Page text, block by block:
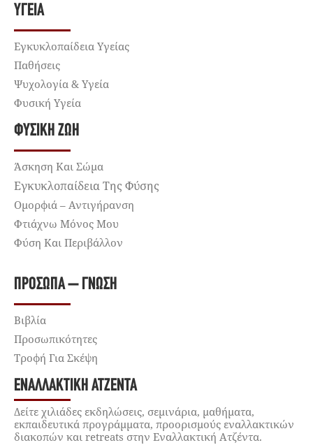
ΥΓΕΊΑ
Εγκυκλοπαίδεια Υγείας
Παθήσεις
Ψυχολογία & Υγεία
Φυσική Υγεία
ΦΥΣΙΚΉ ΖΩΉ
Άσκηση Και Σώμα
Εγκυκλοπαίδεια Της Φύσης
Ομορφιά – Αντιγήρανση
Φτιάχνω Μόνος Μου
Φύση Και Περιβάλλον
ΠΡΌΣΩΠΑ – ΓΝΏΣΗ
Βιβλία
Προσωπικότητες
Τροφή Για Σκέψη
ΕΝΑΛΛΑΚΤΙΚΉ ΑΤΖΈΝΤΑ
Δείτε χιλιάδες εκδηλώσεις, σεμινάρια, μαθήματα,
εκπαιδευτικά προγράμματα, προορισμούς εναλλακτικών
διακοπών και retreats στην Εναλλακτική Ατζέντα.